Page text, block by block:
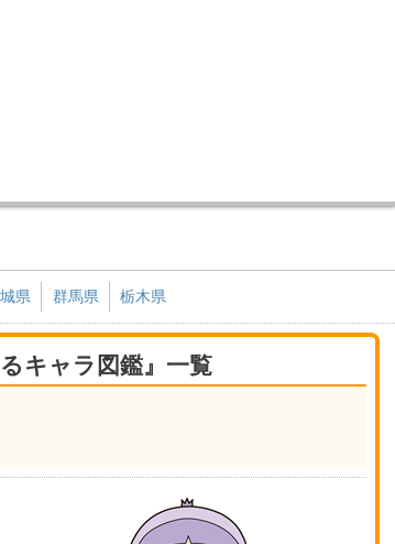
県 群馬県 栃木県
キャラ図鑑』一覧